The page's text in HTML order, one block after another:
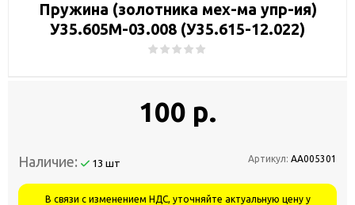
Пружина (золотника мех-ма упр-ия)
У35.605М-03.008 (У35.615-12.022)
100 р.
Наличие: 13 шт Артикул: АА005301
В связи с изменением НДС, уточняйте актуальную цену у